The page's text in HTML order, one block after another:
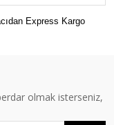
olmak isterseniz,